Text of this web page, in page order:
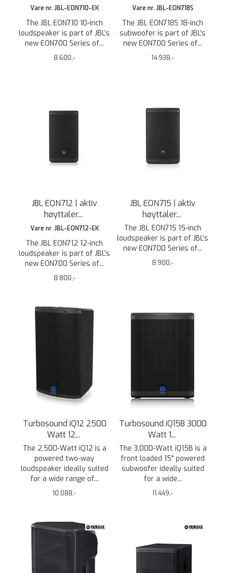
Vare nr. JBL-EON710-EK
The JBL EON710 10-inch
loudspeaker is part of JBL’s
new EON700 Series of...
8.600,-
Vare nr. JBL-EON718S
The JBL EON718S 18-inch
subwoofer is part of JBL’s
new EON700 Series of...
14.938,-
JBL EON712 | aktiv
høyttaler...
Vare nr. JBL-EON712-EK
The JBL EON712 12-inch
loudspeaker is part of JBL’s
new EON700 Series of...
8.800,-
JBL EON715 | aktiv
høyttaler...
The JBL EON715 15-inch
loudspeaker is part of JBL’s
new EON700 Series of...
8.900,-
Turbosound iQ12 2500
Watt 12...
The 2,500-Watt iQ12 is a
powered two-way
loudspeaker ideally suited
for a wide range of...
10.088,-
Turbosound iQ15B 3000
Watt 1...
The 3,000-Watt iQ15B is a
front loaded 15" powered
subwoofer ideally suited
for a wide...
11.449,-